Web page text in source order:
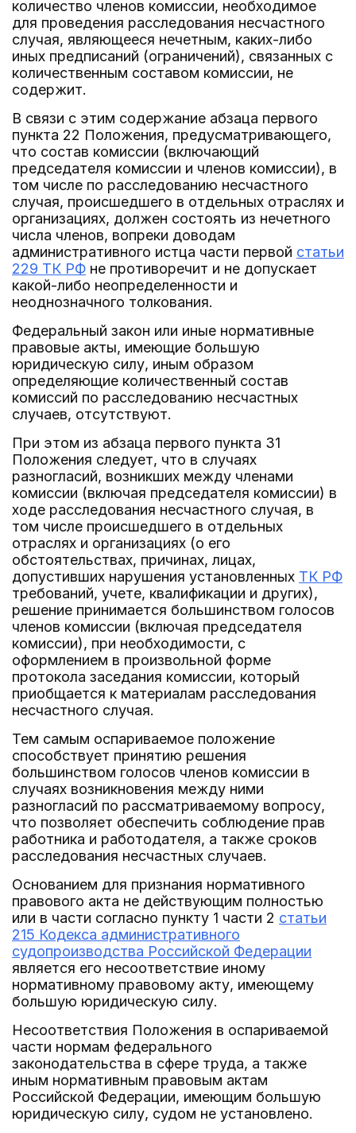
количество членов комиссии, необходимое
для проведения расследования несчастного
случая, являющееся нечетным, каких-либо
иных предписаний (ограничений), связанных с
количественным составом комиссии, не
содержит.
В связи с этим содержание абзаца первого
пункта 22 Положения, предусматривающего,
что состав комиссии (включающий
председателя комиссии и членов комиссии), в
том числе по расследованию несчастного
случая, происшедшего в отдельных отраслях и
организациях, должен состоять из нечетного
числа членов, вопреки доводам
административного истца части первой статьи
229 ТК РФ не противоречит и не допускает
какой-либо неопределенности и
неоднозначного толкования.
Федеральный закон или иные нормативные
правовые акты, имеющие большую
юридическую силу, иным образом
определяющие количественный состав
комиссий по расследованию несчастных
случаев, отсутствуют.
При этом из абзаца первого пункта 31
Положения следует, что в случаях
разногласий, возникших между членами
комиссии (включая председателя комиссии) в
ходе расследования несчастного случая, в
том числе происшедшего в отдельных
отраслях и организациях (о его
обстоятельствах, причинах, лицах,
допустивших нарушения установленных ТК РФ
требований, учете, квалификации и других),
решение принимается большинством голосов
членов комиссии (включая председателя
комиссии), при необходимости, с
оформлением в произвольной форме
протокола заседания комиссии, который
приобщается к материалам расследования
несчастного случая.
Тем самым оспариваемое положение
способствует принятию решения
большинством голосов членов комиссии в
случаях возникновения между ними
разногласий по рассматриваемому вопросу,
что позволяет обеспечить соблюдение прав
работника и работодателя, а также сроков
расследования несчастных случаев.
Основанием для признания нормативного
правового акта не действующим полностью
или в части согласно пункту 1 части 2 статьи
215 Кодекса административного
судопроизводства Российской Федерации
является его несоответствие иному
нормативному правовому акту, имеющему
большую юридическую силу.
Несоответствия Положения в оспариваемой
части нормам федерального
законодательства в сфере труда, а также
иным нормативным правовым актам
Российской Федерации, имеющим большую
юридическую силу, судом не установлено.